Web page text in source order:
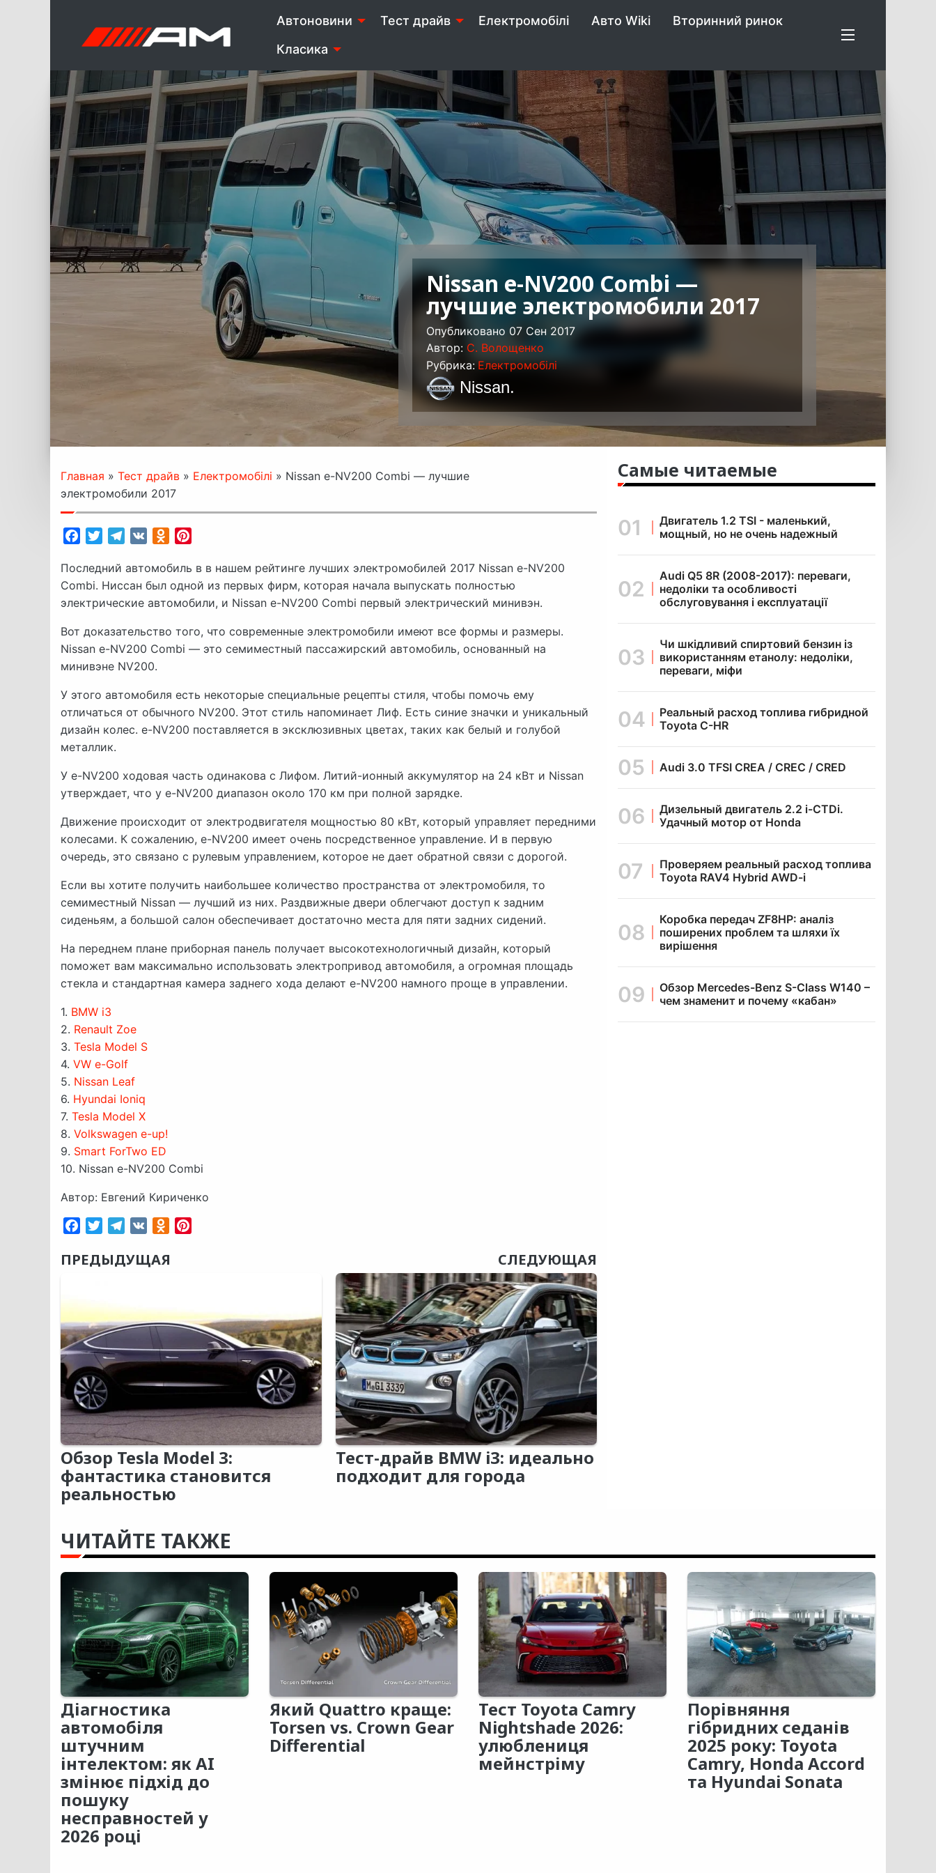
Автоновини Тест драйв Електромобілі Авто Wiki
Вторинний ринок
Класика
Nissan e-NV200 Combi —
лучшие электромобили 2017
Опубликовано 07 Сен 2017
Автор: C. Волощенко
Рубрика: Електромобілі
Nissan.
Главная » Тест драйв » Електромобілі » Nissan e-NV200 Combi — лучшие
электромобили 2017
FacebookTwitterTelegram
VK Odnoklassniki
Последний автомобиль в в нашем рейтинге лучших электромобилей 2017 Nissan e-NV200
Combi. Ниссан был одной из первых фирм, которая начала выпускать полностью
электрические автомобили, и Nissan e-NV200 Combi первый электрический минивэн.
Вот доказательство того, что современные электромобили имеют все формы и размеры.
Nissan e-NV200 Combi — это семиместный пассажирский автомобиль, основанный на
минивэне NV200.
У этого автомобиля есть некоторые специальные рецепты стиля, чтобы помочь ему
отличаться от обычного NV200. Этот стиль напоминает Лиф. Есть синие значки и уникальный
дизайн колес. e-NV200 поставляется в эксклюзивных цветах, таких как белый и голубой
металлик.
У e-NV200 ходовая часть одинакова с Лифом. Литий-ионный аккумулятор на 24 кВт и Nissan
утверждает, что у e-NV200 диапазон около 170 км при полной зарядке.
Движение происходит от электродвигателя мощностью 80 кВт, который управляет передними
колесами. К сожалению, e-NV200 имеет очень посредственное управление. И в первую
очередь, это связано с рулевым управлением, которое не дает обратной связи с дорогой.
Если вы хотите получить наибольшее количество пространства от электромобиля, то
семиместный Nissan — лучший из них. Раздвижные двери облегчают доступ к задним
сиденьям, а большой салон обеспечивает достаточно места для пяти задних сидений.
На переднем плане приборная панель получает высокотехнологичный дизайн, который
поможет вам максимально использовать электропривод автомобиля, а огромная площадь
стекла и стандартная камера заднего хода делают e-NV200 намного проще в управлении.
1. BMW i3
2. Renault Zoe
3. Tesla Model S
4. VW e-Golf
5. Nissan Leaf
6. Hyundai Ioniq
7. Tesla Model X
8. Volkswagen e-up!
9. Smart ForTwo ED
10. Nissan e-NV200 Combi
Автор: Евгений Кириченко
FacebookTwitterTelegram
VK Odnoklassniki
ПРЕДЫДУЩАЯ
Обзор Tesla Model 3:
фантастика становится
реальностью
СЛЕДУЮЩАЯ
Тест-драйв BMW i3: идеально
подходит для города
Самые читаемые
Двигатель 1.2 TSI - маленький,
мощный, но не очень надежный
Audi Q5 8R (2008-2017): переваги,
недоліки та особливості
обслуговування і експлуатації
Чи шкідливий спиртовий бензин із
використанням етанолу: недоліки,
переваги, міфи
Реальный расход топлива гибридной
Toyota C-HR
Audi 3.0 TFSI CREA / CREC / CRED
Дизельный двигатель 2.2 i-CTDi.
Удачный мотор от Honda
Проверяем реальный расход топлива
Toyota RAV4 Hybrid AWD-i
Коробка передач ZF8HP: аналіз
поширених проблем та шляхи їх
вирішення
Обзор Mercedes-Benz S-Class W140 –
чем знаменит и почему «кабан»
ЧИТАЙТЕ ТАКЖЕ
Діагностика
автомобіля
штучним
інтелектом: як AI
змінює підхід до
пошуку
несправностей у
2026 році
Який Quattro краще:
Torsen vs. Crown Gear
Differential
Тест Toyota Camry
Nightshade 2026:
улюблениця
мейнстріму
Порівняння
гібридних седанів
2025 року: Toyota
Camry, Honda Accord
та Hyundai Sonata